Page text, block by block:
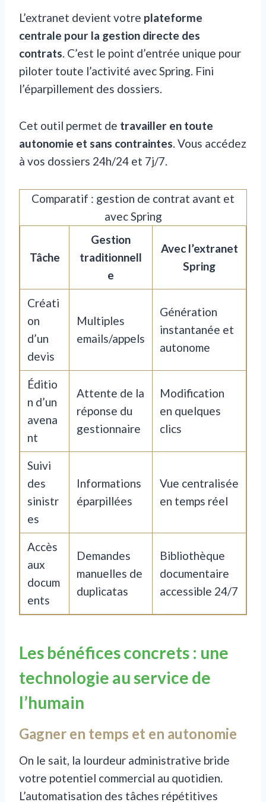
L’extranet devient votre plateforme
centrale pour la gestion directe des
contrats. C’est le point d’entrée unique pour
piloter toute l’activité avec Spring. Fini
l’éparpillement des dossiers.
Cet outil permet de travailler en toute
autonomie et sans contraintes. Vous accédez
à vos dossiers 24h/24 et 7j/7.
Comparatif : gestion de contrat avant et
avec Spring
Tâche
Gestion
traditionnell
e
Avec l’extranet
Spring
Créati
on
d’un
devis
Multiples
emails/appels
Génération
instantanée et
autonome
Éditio
n d’un
avena
nt
Attente de la
réponse du
gestionnaire
Modification
en quelques
clics
Suivi
des
sinistr
es
Informations
éparpillées
Vue centralisée
en temps réel
Accès
aux
docum
ents
Demandes
manuelles de
duplicatas
Bibliothèque
documentaire
accessible 24/7
Les bénéfices concrets : une
technologie au service de
l’humain
Gagner en temps et en autonomie
On le sait, la lourdeur administrative bride
votre potentiel commercial au quotidien.
L’automatisation des tâches répétitives